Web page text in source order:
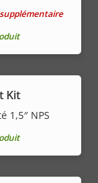
Kit
1,5″ NPS